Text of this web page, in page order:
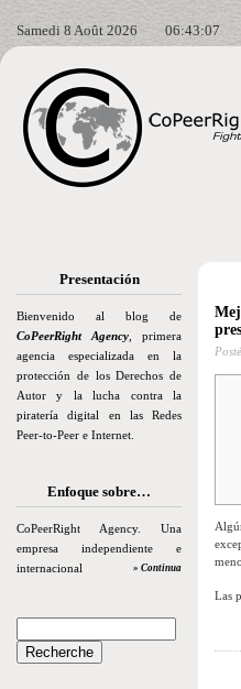
Samedi 8 Août 2026 06:43:08
Presentación
Bienvenido al blog de
CoPeerRight Agency , primera
agencia especializada en la
protección de los Derechos de
Autor y la lucha contra la
piratería digital en las Redes
Peer-to-Peer e Internet.
Enfoque sobre…
CoPeerRight Agency. Una
empresa independiente e
internacional
» Continua
Las